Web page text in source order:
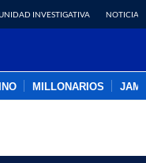
INVESTIGATIVA NOTICIAS
MILLONARIOS